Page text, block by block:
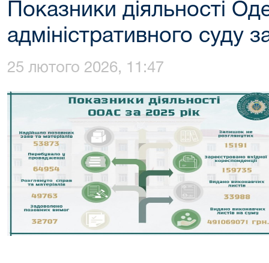
Показники діяльності
адміністративного суду
25 лютого 2026, 11:47